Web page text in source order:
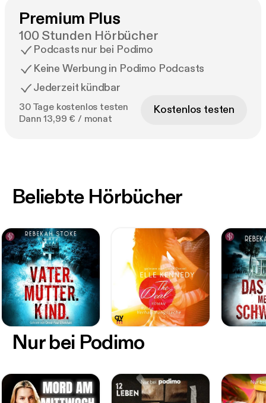
Premium Plus
100 Stunden Hörbücher
Podcasts nur bei Podimo
Keine Werbung in Podimo Podcasts
Jederzeit kündbar
30 Tage kostenlos testen
Dann 13,99 € / monat
Kostenlos testen
Nur bei Podimo
Beliebte Hörbücher